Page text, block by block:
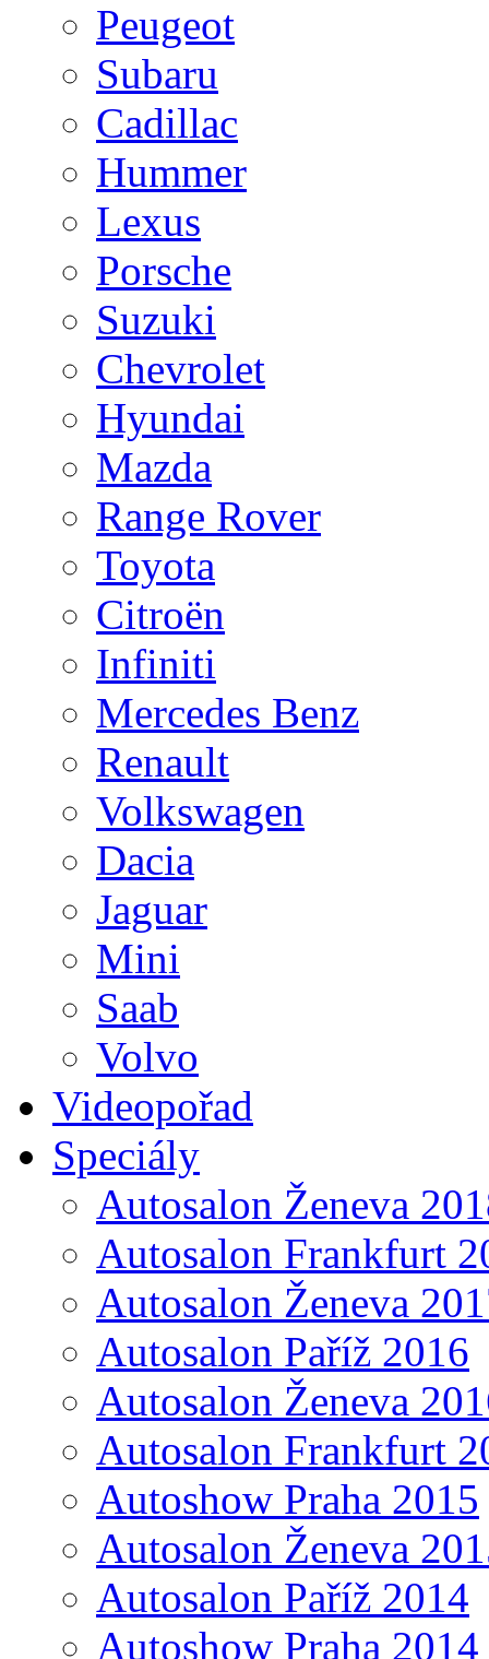
Peugeot
Subaru
Cadillac
Hummer
Lexus
Porsche
Suzuki
Chevrolet
Hyundai
Mazda
Range Rover
Toyota
Citroën
Infiniti
Mercedes Benz
Renault
Volkswagen
Dacia
Jaguar
Mini
Saab
Volvo
Videopořad
Speciály
Autosalon Ženeva
Autosalon Frankfurt
Autosalon Ženeva
Autosalon Paříž 2016
Autosalon Ženeva
Autosalon Frankfurt
Autoshow Praha 2015
Autosalon Ženeva
Autosalon Paříž 2014
Autoshow Praha 2014